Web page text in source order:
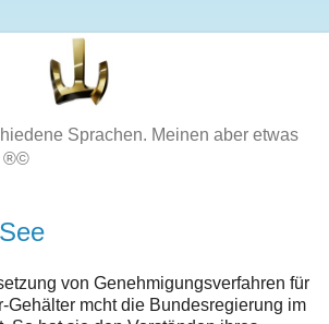
Sprachen. Meinen aber etwas
®©
von Genehmigungsverfahren für
Gehälter mcht die Bundesregierung im